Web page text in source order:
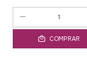
COMPRAR